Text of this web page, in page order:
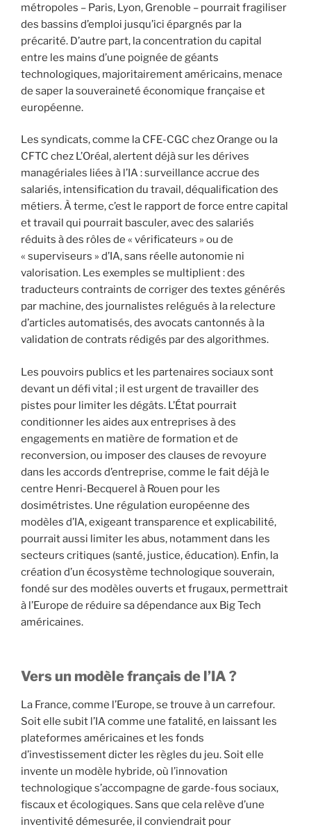
métropoles – Paris, Lyon, Grenoble – pourrait fragiliser
des bassins d’emploi jusqu’ici épargnés par la
précarité. D’autre part, la concentration du capital
entre les mains d’une poignée de géants
technologiques, majoritairement américains, menace
de saper la souveraineté économique française et
européenne.
Les syndicats, comme la CFE-CGC chez Orange ou la
CFTC chez L’Oréal, alertent déjà sur les dérives
managériales liées à l’IA : surveillance accrue des
salariés, intensification du travail, déqualification des
métiers. À terme, c’est le rapport de force entre capital
et travail qui pourrait basculer, avec des salariés
réduits à des rôles de « vérificateurs » ou de
« superviseurs » d’IA, sans réelle autonomie ni
valorisation. Les exemples se multiplient : des
traducteurs contraints de corriger des textes générés
par machine, des journalistes relégués à la relecture
d’articles automatisés, des avocats cantonnés à la
validation de contrats rédigés par des algorithmes.
Les pouvoirs publics et les partenaires sociaux sont
devant un défi vital ; il est urgent de travailler des
pistes pour limiter les dégâts. L’État pourrait
conditionner les aides aux entreprises à des
engagements en matière de formation et de
reconversion, ou imposer des clauses de revoyure
dans les accords d’entreprise, comme le fait déjà le
centre Henri-Becquerel à Rouen pour les
dosimétristes. Une régulation européenne des
modèles d’IA, exigeant transparence et explicabilité,
pourrait aussi limiter les abus, notamment dans les
secteurs critiques (santé, justice, éducation). Enfin, la
création d’un écosystème technologique souverain,
fondé sur des modèles ouverts et frugaux, permettrait
à l’Europe de réduire sa dépendance aux Big Tech
américaines.
Vers un modèle français de l’IA ?
La France, comme l’Europe, se trouve à un carrefour.
Soit elle subit l’IA comme une fatalité, en laissant les
plateformes américaines et les fonds
d’investissement dicter les règles du jeu. Soit elle
invente un modèle hybride, où l’innovation
technologique s’accompagne de garde-fous sociaux,
fiscaux et écologiques. Sans que cela relève d’une
inventivité démesurée, il conviendrait pour